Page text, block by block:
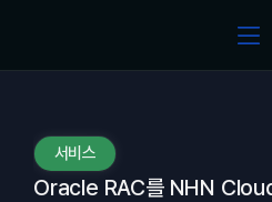
서비스
Oracle RAC를 NHN